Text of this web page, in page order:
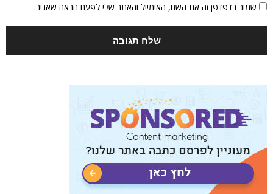
שמור בדפדפן זה את השם, האימייל והאתר שלי לפעם הבאה שאגיב.